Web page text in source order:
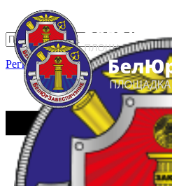
Регистрация Вход